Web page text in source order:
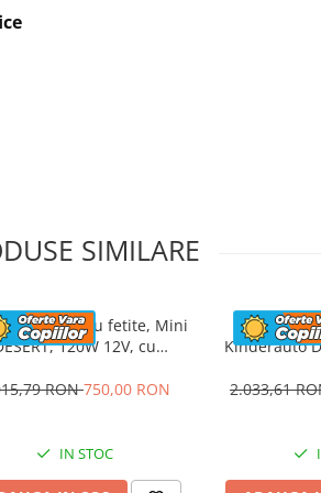
SIMILARE
pentru fetite, Mini
120W 12V, cu
bluetooth, roz
RON750,00 RON
IN STOC
UTV
Kinderauto
2.033,61